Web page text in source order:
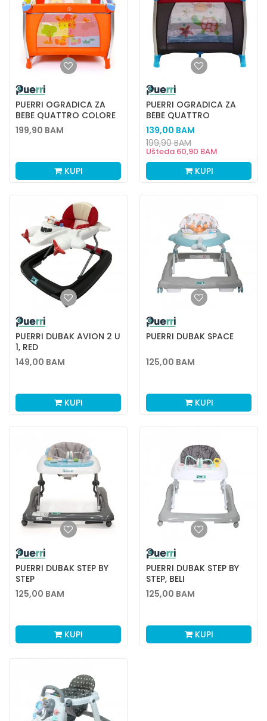
PUERRI OGRADICA ZA
BEBE QUATTRO COLORE
199,90 BAM
KUPI
PUERRI OGRADICA ZA
BEBE QUATTRO
COLORE,CRVENOSIVA
139,00 BAM
Ušteda 60,90 BAM
199,90BAM
KUPI
PUERRI DUBAK AVION 2 U
1, RED
149,00 BAM
KUPI
PUERRI DUBAK SPACE
125,00 BAM
KUPI
PUERRI DUBAK STEP BY
STEP
125,00 BAM
KUPI
PUERRI DUBAK STEP BY
STEP, BELI
125,00 BAM
KUPI